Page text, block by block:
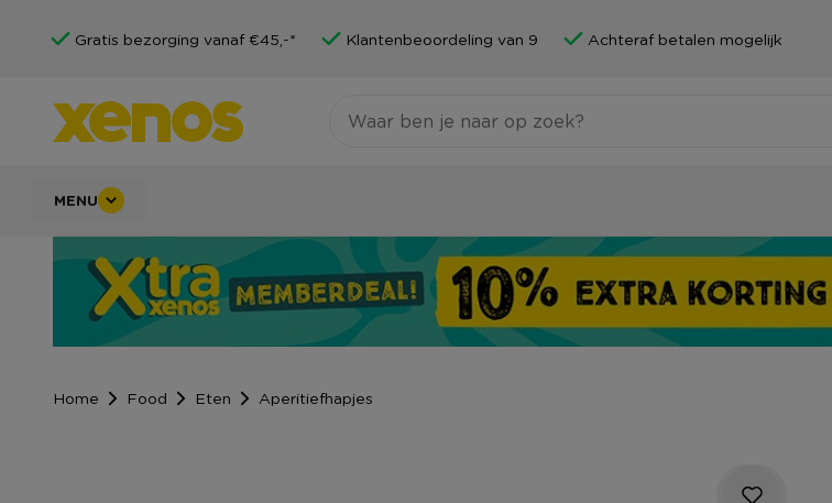
Gratis bezorging vanaf €45,-* Klantenbeoordeling van 9 Achteraf betalen mogelijk
MENU
Home Food Eten Aperitiefhapjes